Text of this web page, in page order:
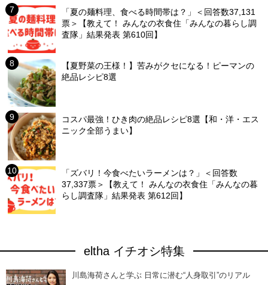
「夏の麺料理、食べる時間帯は？」＜回答数37,131
票＞【教えて！ みんなの衣食住「みんなの暮らし調
査隊」結果発表 第610回】
【夏野菜の王様！】苦みがクセになる！ピーマンの
絶品レシピ8選
コスパ最強！ひき肉の絶品レシピ8選【和・洋・エス
ニック全部うまい】
「ズバリ！今食べたいラーメンは？」＜回答数
37,337票＞【教えて！ みんなの衣食住「みんなの暮
らし調査隊」結果発表 第612回】
eltha イチオシ特集
川島海荷さんと学ぶ 日常に潜む“人身取引”のリアル